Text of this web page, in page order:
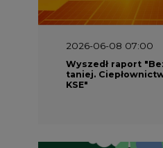
2026-05-23 16:00
Wyszedł raport
Dekarbonizacja